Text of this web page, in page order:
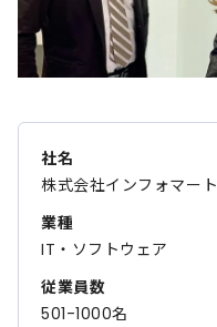
社名
株式会社インフォマート
業種
IT・ソフトウェア
従業員数
501-1000名